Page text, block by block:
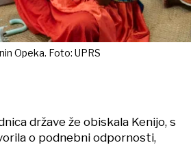
Opeka. Foto: UPRS
države že obiskala Kenijo, s
o podnebni odpornosti,